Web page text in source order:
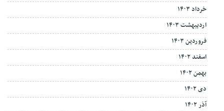
خرداد ۱۴۰۳
اردیبهشت ۱۴۰۳
فروردین ۱۴۰۳
اسفند ۱۴۰۲
بهمن ۱۴۰۲
دی ۱۴۰۲
آذر ۱۴۰۲